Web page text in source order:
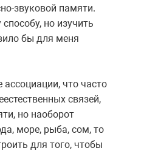
звуковой памяти.
но изучить
бы для меня
что часто
связей,
но наоборот
море, рыба, сом, то
для того, чтобы